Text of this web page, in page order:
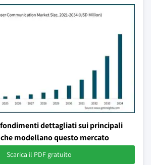
dettagliati sui principali
modellano questo mercato
Scarica il PDF gratuito